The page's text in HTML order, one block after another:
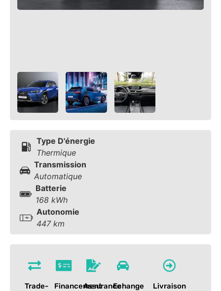
Type D'énergie
Thermique
Transmission
Automatique
Batterie
168 kWh
Autonomie
447 km
Trade-
FinancementAssuranceEchange
Livraison